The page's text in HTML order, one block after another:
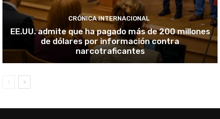
CRÓNICA INTERNACIONAL
EE.UU. admite que ha pagado más de 200 millones
de dólares por información contra
narcotraficantes